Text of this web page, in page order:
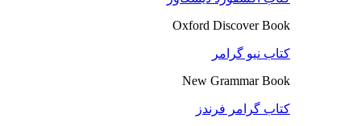
Oxford Discover Book
کتاب نیو گرامر
New Grammar Book
کتاب گرامر فرندز